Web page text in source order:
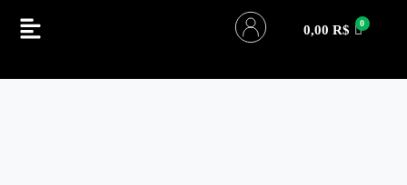
0,00R$